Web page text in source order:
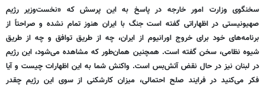
سخنگوی وزارت امور خارجه در پاسخ به این پرسش که «نخست‌وزیر رژیم
صهیونیستی در اظهاراتی گفته است جنگ با ایران هنوز تمام نشده و صراحتاً از
برنامه‌های خود برای خروج اورانیوم از ایران، چه از طریق توافق و چه از طریق
شیوه نظامی، سخن گفته است. همچنین همان‌طور که مشاهده می‌شود، این رژیم
در لبنان نیز در حال نقض آتش‌بس است. واکنش شما به این اظهارات چیست و آیا
فکر می‌کنید در فرایند صلح احتمالی، میزان کارشکنی از سوی این رژیم چقدر